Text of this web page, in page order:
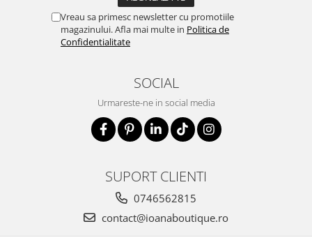
Vreau sa primesc newsletter cu promotiile
magazinului. Afla mai multe in Politica de
Confidentialitate
SOCIAL
Urmareste-ne in social media
SUPORT CLIENTI
0746562815
contact@ioanaboutique.ro